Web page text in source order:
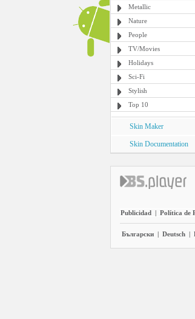
Metallic
Nature
People
TV/Movies
Holidays
Sci-Fi
Stylish
Top 10
Skin Maker
Skin Documentation
Publicidad | Política de
Български | Deutsch |